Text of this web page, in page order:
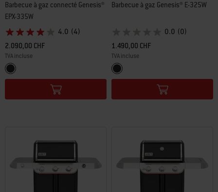
Barbecue à gaz connecté Genesis®
EPX-335W
4.0 (4)
2.090,00 CHF
TVA incluse
Color Options
Noir
Barbecue à gaz Genesis® E-325W
0.0 (0)
1.490,00 CHF
TVA incluse
Color Options
Noir